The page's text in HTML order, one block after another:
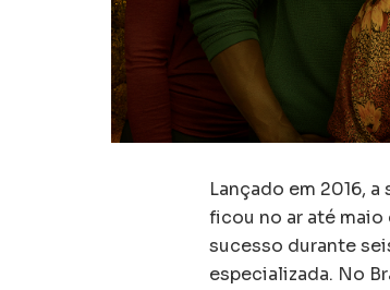
Lançado em 2016, a
ficou no ar até maio
sucesso durante
especializada. No